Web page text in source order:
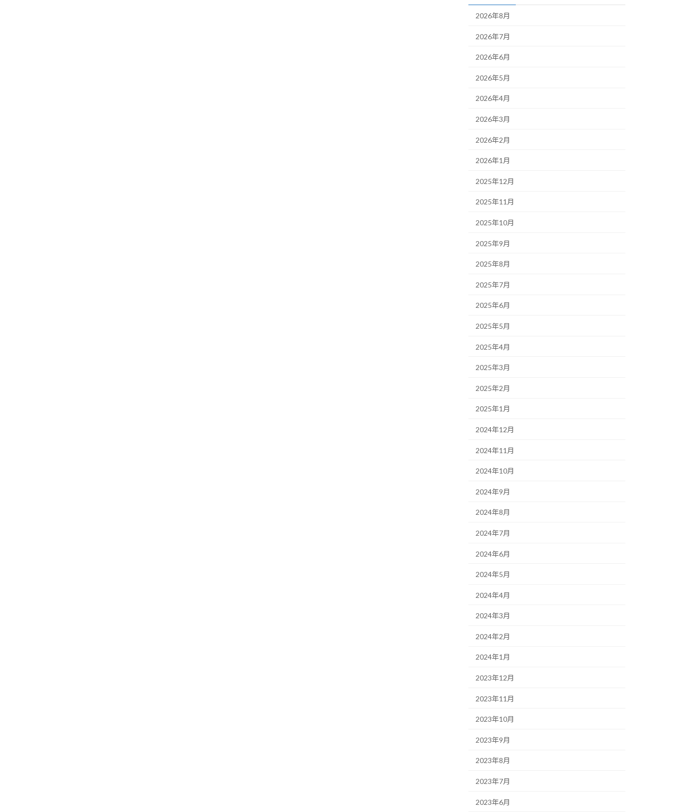
2026年8月
2026年7月
2026年6月
2026年5月
2026年4月
2026年3月
2026年2月
2026年1月
2025年12月
2025年11月
2025年10月
2025年9月
2025年8月
2025年7月
2025年6月
2025年5月
2025年4月
2025年3月
2025年2月
2025年1月
2024年12月
2024年11月
2024年10月
2024年9月
2024年8月
2024年7月
2024年6月
2024年5月
2024年4月
2024年3月
2024年2月
2024年1月
2023年12月
2023年11月
2023年10月
2023年9月
2023年8月
2023年7月
2023年6月